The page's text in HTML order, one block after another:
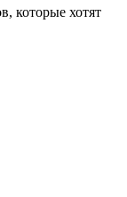
которые хотят